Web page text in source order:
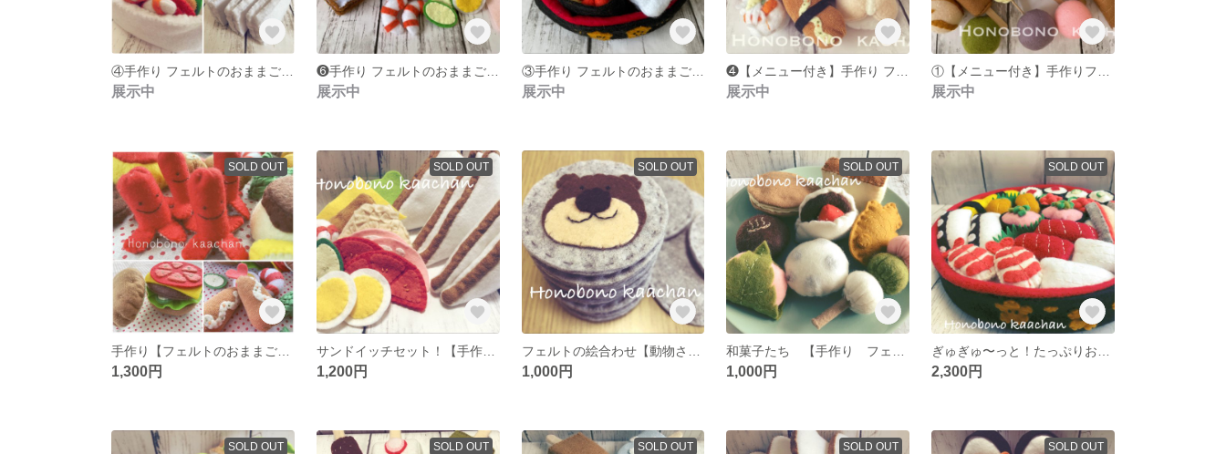
展示中
❻手作り フェルトのおままごと サンドイッチ
展示中
③手作り フェルトのおままごと おすしたち
展示中 展示中 展示中
SOLD OUT
1,300円
SOLD OUT
サンドイッチセット！【手作り フェルトのおままごと】
1,200円
SOLD OUT
1,000円
SOLD OUT
1,000円
SOLD OUT
2,300円
SOLD OUT SOLD OUT SOLD OUT SOLD OUT SOLD OUT